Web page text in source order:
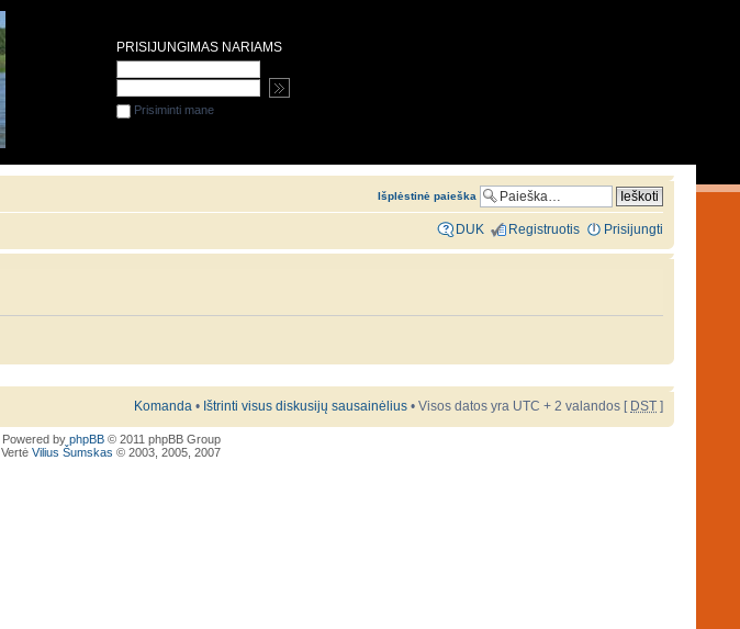
Išplėstinė paieška
DUK Registruotis Prisijungti
Komanda • Ištrinti visus diskusijų sausainėlius • Visos datos yra UTC + 2 valandos [ DST ]
Powered by phpBB© 2011 phpBB Group
Vertė Vilius Šumskas © 2003, 2005, 2007
PRISIJUNGIMAS NARIAMS
Prisiminti mane